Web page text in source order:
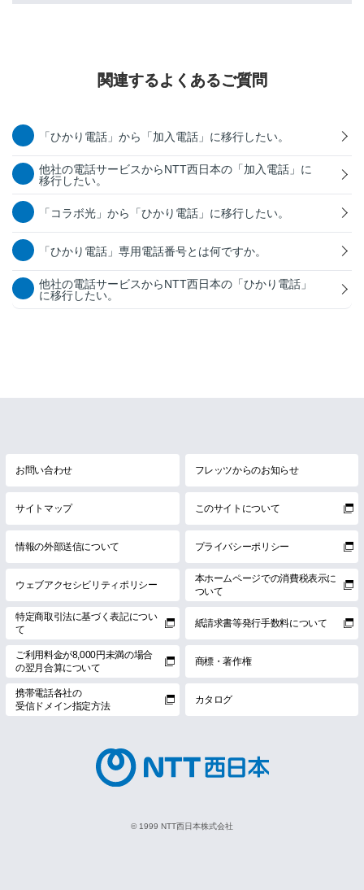
関連するよくあるご質問
「ひかり電話」から「加入電話」に移行したい。
他社の電話サービスからNTT西日本の「加入電話」に
移行したい。
「コラボ光」から「ひかり電話」に移行したい。
「ひかり電話」専用電話番号とは何ですか。
他社の電話サービスからNTT西日本の「ひかり電話」
に移行したい。
お問い合わせ フレッツからのお知らせ
サイトマップ このサイトについて
情報の外部送信について プライバシーポリシー
ウェブアクセシビリティポリシー
本ホームページでの消費税表示に
ついて
特定商取引法に基づく表記につい
て
紙請求書等発行手数料について
ご利用料金が8,000円未満の場合
の翌月合算について
商標・著作権
携帯電話各社の
受信ドメイン指定方法
カタログ
© 1999 NTT西日本株式会社